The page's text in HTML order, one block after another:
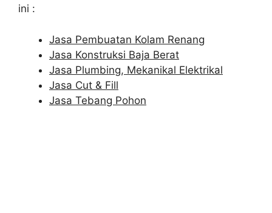
ini :
Jasa Pembuatan Kolam Renang
Jasa Konstruksi Baja Berat
Jasa Plumbing, Mekanikal Elektrikal
Jasa Cut & Fill
Jasa Tebang Pohon